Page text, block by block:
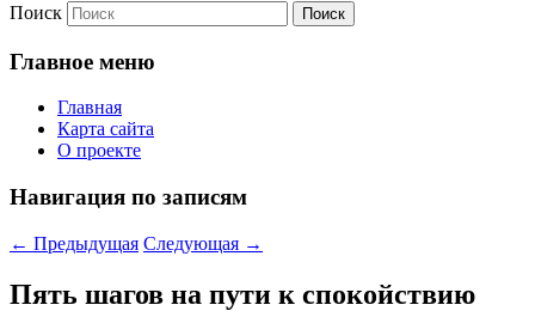
Поиск
Главное меню
Главная
Карта сайта
О проекте
Навигация по записям
← Предыдущая Следующая →
Пять шагов на пути к спокойствию